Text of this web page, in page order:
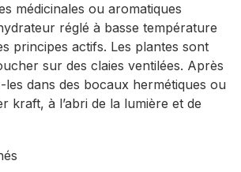
médicinales ou aromatiques
réglé à basse température
principes actifs. Les plantes sont
sur des claies ventilées. Après
les dans des bocaux hermétiques ou
kraft, à l’abri de la lumière et de